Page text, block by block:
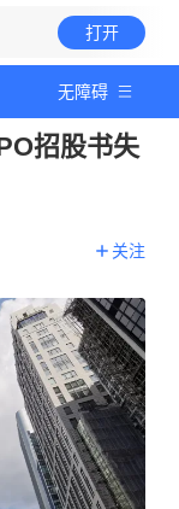
打开
无障碍
招股书失
关注